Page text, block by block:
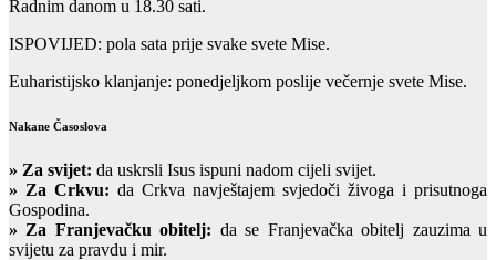
Radnim danom u 18.30 sati.
ISPOVIJED: pola sata prije svake svete Mise.
Euharistijsko klanjanje: ponedjeljkom poslije večernje svete Mise.
Nakane Časoslova
» Za svijet: da uskrsli Isus ispuni nadom cijeli svijet.
» Za Crkvu: da Crkva navještajem svjedoči živoga i prisutnoga
Gospodina.
» Za Franjevačku obitelj: da se Franjevačka obitelj zauzima u
svijetu za pravdu i mir.